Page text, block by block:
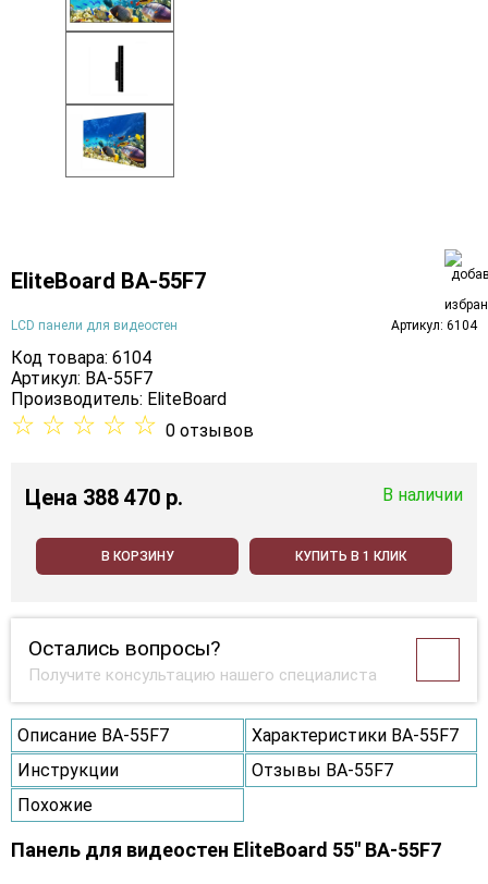
EliteBoard BA-55F7
LCD панели для видеостен Артикул: 6104
Код товара: 6104
Артикул: BA-55F7
Производитель: EliteBoard
☆ ☆ ☆ ☆ ☆ 0 отзывов
Цена 388 470 p. В наличии
В КОРЗИНУ КУПИТЬ В 1 КЛИК
Остались вопросы?
Получите консультацию нашего специалиста
Описание BA-55F7
Характеристики BA-55F7
Инструкции
Отзывы BA-55F7
Похожие
Панель для видеостен EliteBoard 55" BA-55F7